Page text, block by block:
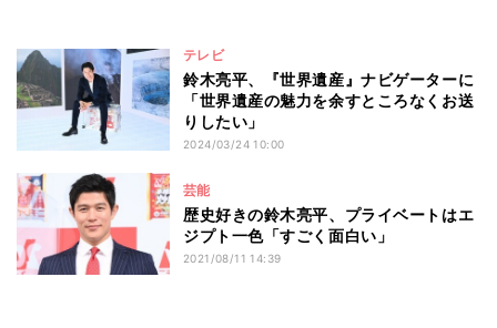
テレビ
鈴木亮平、『世界遺産』ナビゲーターに
「世界遺産の魅力を余すところなくお送
りしたい」
2024/03/24 10:00
芸能
歴史好きの鈴木亮平、プライベートはエ
ジプト一色「すごく面白い」
2021/08/11 14:39